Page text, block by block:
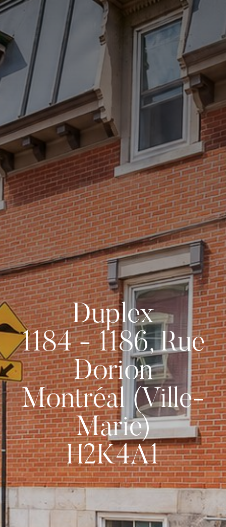
(514) 572-1213
ÊTRE CONTACTÉ(E)
Duplex
1184 - 1186, Rue
Dorion
Montréal (Ville-
Marie)
H2K4A1